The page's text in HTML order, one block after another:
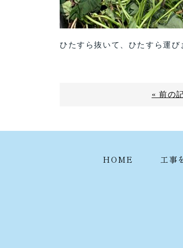
ひたすら抜いて、ひたすら運び
« 前の
HOME 工事